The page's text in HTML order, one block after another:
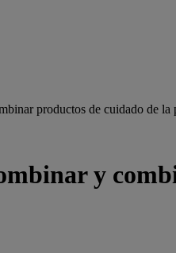
productos de cuidado de la
y